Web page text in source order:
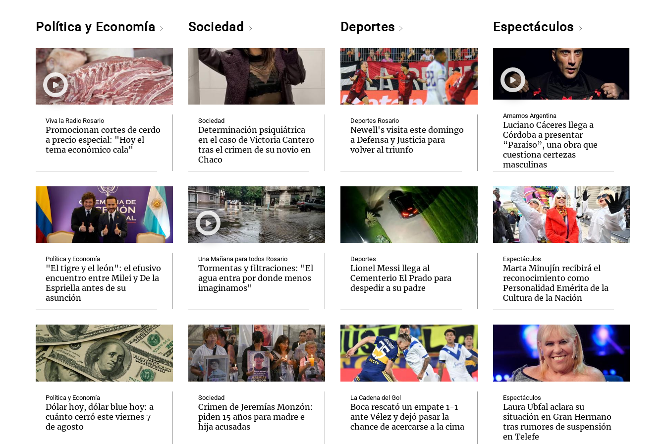
Política y Economía
Viva la Radio Rosario
Promocionan cortes de cerdo
a precio especial: "Hoy el
tema económico cala"
Política y Economía
"El tigre y el león": el efusivo
encuentro entre Milei y De la
Espriella antes de su
asunción
Política y Economía
Dólar hoy, dólar blue hoy: a
cuánto cerró este viernes 7
de agosto
Sociedad
Sociedad
Determinación psiquiátrica
en el caso de Victoria Cantero
tras el crimen de su novio en
Chaco
Una Mañana para todos Rosario
Tormentas y filtraciones: "El
agua entra por donde menos
imaginamos"
Sociedad
Crimen de Jeremías Monzón:
piden 15 años para madre e
hija acusadas
Deportes
Deportes Rosario
Newell's visita este domingo
a Defensa y Justicia para
volver al triunfo
Deportes
Lionel Messi llega al
Cementerio El Prado para
despedir a su padre
La Cadena del Gol
Boca rescató un empate 1-1
ante Vélez y dejó pasar la
chance de acercarse a la cima
Espectáculos
Amamos Argentina
Luciano Cáceres llega a
Córdoba a presentar
“Paraíso”, una obra que
cuestiona certezas
masculinas
Espectáculos
Marta Minujín recibirá el
reconocimiento como
Personalidad Emérita de la
Cultura de la Nación
Espectáculos
Laura Ubfal aclara su
situación en Gran Hermano
tras rumores de suspensión
en Telefe
Notas Notas
El huracán de Arequito Cadena 3 en Groenlandia
Notas